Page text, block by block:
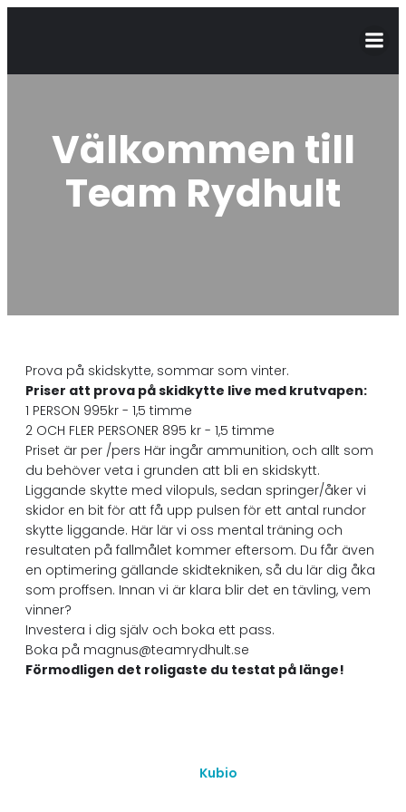
Välkommen till
Team Rydhult
Prova på skidskytte, sommar som vinter.
Priser att prova på skidkytte live med krutvapen:
1 PERSON 995kr - 1,5 timme
2 OCH FLER PERSONER 895 kr - 1,5 timme
Priset är per /pers Här ingår ammunition, och allt som
du behöver veta i grunden att bli en skidskytt.
Liggande skytte med vilopuls, sedan springer/åker vi
skidor en bit för att få upp pulsen för ett antal rundor
skytte liggande. Här lär vi oss mental träning och
resultaten på fallmålet kommer eftersom. Du får även
en optimering gällande skidtekniken, så du lär dig åka
som proffsen. Innan vi är klara blir det en tävling, vem
vinner?
Investera i dig själv och boka ett pass.
Boka på magnus@teamrydhult.se
Förmodligen det roligaste du testat på länge!
Kubio